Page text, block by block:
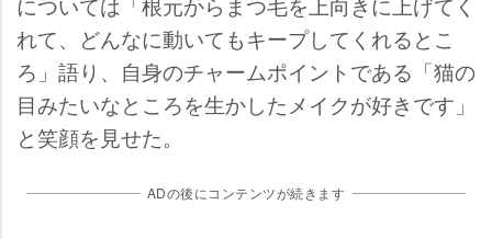
れて、どんなに動いてもキープしてくれるとこ
ろ」語り、自身のチャームポイントである「猫の
目みたいなところを生かしたメイクが好きです」
と笑顔を見せた。
ADの後にコンテンツが続きます